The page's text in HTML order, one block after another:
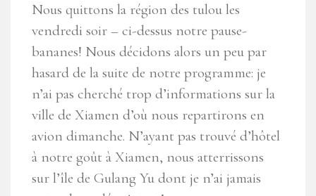
Nous quittons la région des tulou les
vendredi soir – ci-dessus notre pause-
bananes! Nous décidons alors un peu par
hasard de la suite de notre programme: je
n’ai pas cherché trop d’informations sur la
ville de Xiamen d’où nous repartirons en
avion dimanche. N’ayant pas trouvé d’hôtel
à notre goût à Xiamen, nous atterrissons
sur l’île de Gulang Yu dont je n’ai jamais